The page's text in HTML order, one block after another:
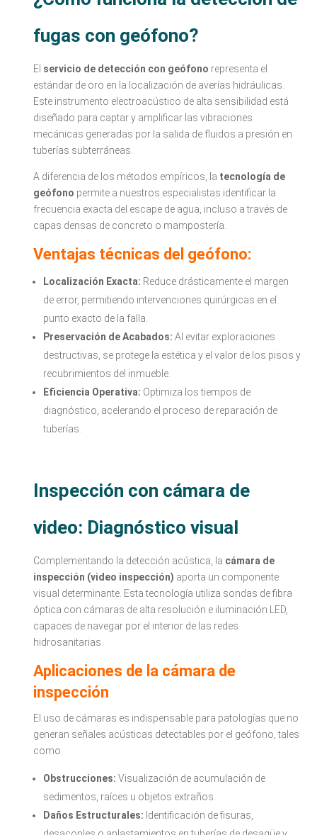
fugas con geófono?
El servicio de detección con geófono representa el
estándar de oro en la localización de averías hidráulicas.
Este instrumento electroacústico de alta sensibilidad está
diseñado para captar y amplificar las vibraciones
mecánicas generadas por la salida de fluidos a presión en
tuberías subterráneas.
A diferencia de los métodos empíricos, la tecnología de
geófono permite a nuestros especialistas identificar la
frecuencia exacta del escape de agua, incluso a través de
capas densas de concreto o mampostería.
Ventajas técnicas del geófono:
Localización Exacta: Reduce drásticamente el margen
de error, permitiendo intervenciones quirúrgicas en el
punto exacto de la falla.
Preservación de Acabados: Al evitar exploraciones
destructivas, se protege la estética y el valor de los pisos y
recubrimientos del inmueble.
Eficiencia Operativa: Optimiza los tiempos de
diagnóstico, acelerando el proceso de reparación de
tuberías.
Inspección con cámara de
video: Diagnóstico visual
Complementando la detección acústica, la cámara de
inspección (video inspección) aporta un componente
visual determinante. Esta tecnología utiliza sondas de fibra
óptica con cámaras de alta resolución e iluminación LED,
capaces de navegar por el interior de las redes
hidrosanitarias.
Aplicaciones de la cámara de
inspección
El uso de cámaras es indispensable para patologías que no
generan señales acústicas detectables por el geófono, tales
como:
Obstrucciones: Visualización de acumulación de
sedimentos, raíces u objetos extraños.
Daños Estructurales: Identificación de fisuras,